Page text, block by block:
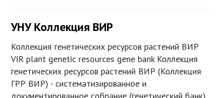
УНУ Коллекция ВИР
Коллекция генетических ресурсов растений ВИР
VIR plant genetic resources gene bank Коллекция
генетических ресурсов растений ВИР (Коллекция
ГРР ВИР) - систематизированное и